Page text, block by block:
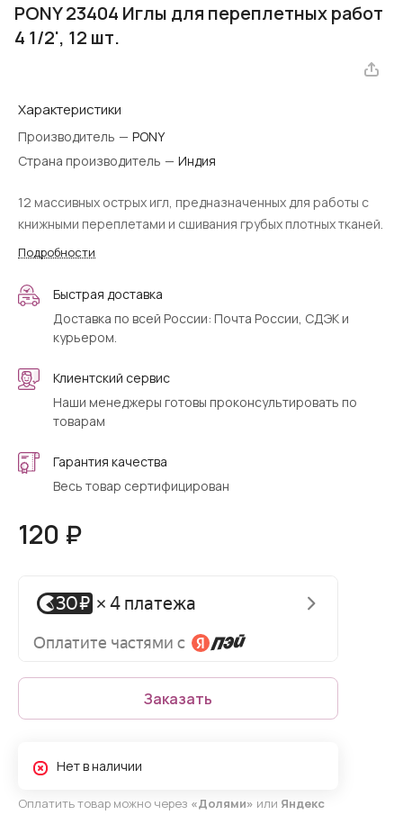
PONY 23404 Иглы для переплетных работ
4 1/2', 12 шт.
Характеристики
Производитель — PONY
Страна производитель — Индия
12 массивных острых игл, предназначенных для работы с
книжными переплетами и сшивания грубых плотных тканей.
Подробности
Быстрая доставка
Доставка по всей России: Почта России, СДЭК и
курьером.
Клиентский сервис
Наши менеджеры готовы проконсультировать по
товарам
Гарантия качества
Весь товар сертифицирован
120 ₽
Заказать
Нет в наличии
Оплатить товар можно через «Долями» или Яндекс